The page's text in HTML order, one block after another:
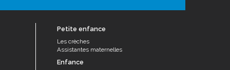
Petite enfance
Les crèches
Assistantes maternelles
Enfance